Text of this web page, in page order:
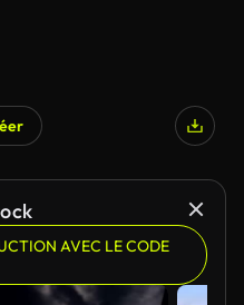
AVEC LE CODE